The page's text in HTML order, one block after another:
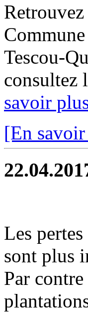
Tescou-
consultez
savoir
[En
Les
sont plus
Par